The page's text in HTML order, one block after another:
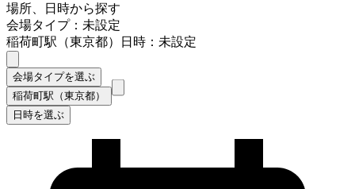
場所、日時から探す
会場タイプ：未設定
稲荷町駅（東京都）
日時：未設定
会場タイプを選ぶ
稲荷町駅（東京都）
日時を選ぶ